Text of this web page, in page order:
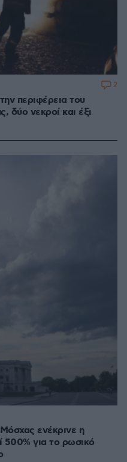
περιφέρεια του
δύο νεκροί και έξι
2
ενέκρινε η
500% για το ρωσικό